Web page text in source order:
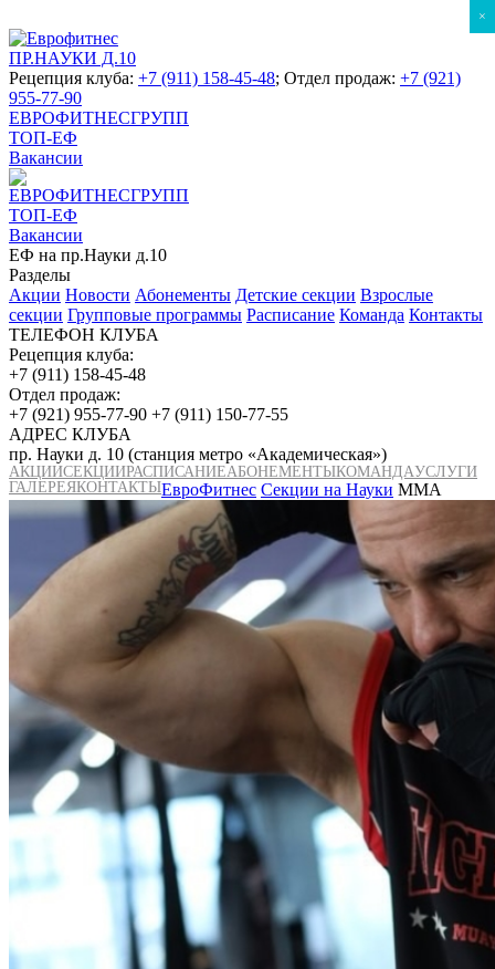
ПР.НАУКИ Д.10
Рецепция клуба: +7 (911) 158-45-48; Отдел продаж: +7 (921)
955-77-90
ЕВРОФИТНЕСГРУПП
ТОП-ЕФ
Вакансии
ЕВРОФИТНЕСГРУПП
ТОП-ЕФ
Вакансии
ЕФ на пр.Науки д.10
Разделы
Акции Новости Абонементы Детские секции Взрослые
секции Групповые программы Расписание Команда Контакты
ТЕЛЕФОН КЛУБА
Рецепция клуба:
+7 (911) 158-45-48
Отдел продаж:
+7 (921) 955-77-90 +7 (911) 150-77-55
АДРЕС КЛУБА
пр. Науки д. 10 (станция метро «Академическая»)
АКЦИИСЕКЦИИРАСПИСАНИЕАБОНЕМЕНТЫКОМАНДАУСЛУГИ
ГАЛЕРЕЯКОНТАКТЫЕвроФитнес Секции на Науки ММА
×